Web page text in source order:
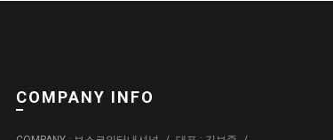
COMPANY INFO